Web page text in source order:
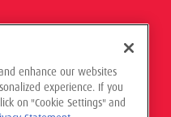
direitos reservados
enhance our websites
experience. If you
on "Cookie Settings" and